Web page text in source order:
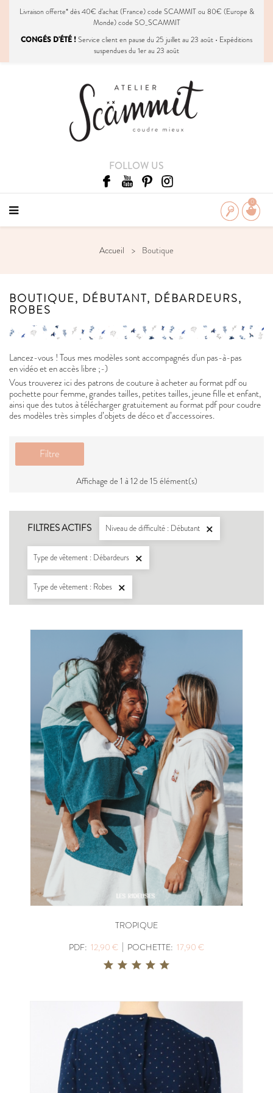
Livraison offerte* dès 40€ d'achat (France) code SCAMMIT ou 80€ (Europe &
Monde) code SO_SCAMMIT
CONGÉS D'ÉTÉ !Service client en pause du 25 juillet au 23 août • Expéditions
suspendues du 1er au 23 août
FOLLOW US
0
Accueil Boutique
BOUTIQUE, DÉBUTANT, DÉBARDEURS,
ROBES
Lancez-vous ! Tous mes modèles sont accompagnés d'un pas-à-pas
en vidéo et en accès libre ;-)
Vous trouverez ici des patrons de couture à acheter au format pdf ou
pochette pour femme, grandes tailles, petites tailles, jeune fille et enfant,
ainsi que des tutos à télécharger gratuitement au format pdf pour coudre
des modèles très simples d’objets de déco et d’accessoires.
Filtre
Affichage de 1 à 12 de 15 élément(s)
FILTRES ACTIFS Niveau de difficulté : Débutant 
Type de vêtement : Débardeurs 
Type de vêtement : Robes 
TROPIQUE
PDF: 12,90 € | POCHETTE: 17,90 €